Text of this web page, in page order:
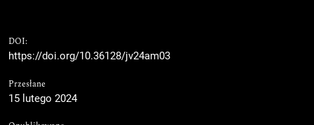
DOI:
https://doi.org/10.36128/jv24am03
Przesłane
15 lutego 2024